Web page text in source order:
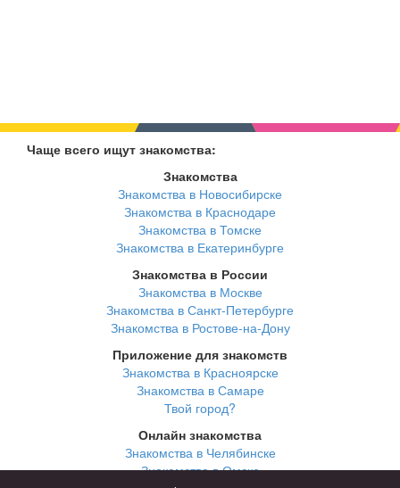
Чаще всего ищут знакомства:
Знакомства
Знакомства в Новосибирске
Знакомства в Краснодаре
Знакомства в Томске
Знакомства в Екатеринбурге
Знакомства в России
Знакомства в Москве
Знакомства в Санкт-Петербурге
Знакомства в Ростове-на-Дону
Приложение для знакомств
Знакомства в Красноярске
Знакомства в Самаре
Твой город?
Онлайн знакомства
Знакомства в Челябинске
Знакомства в Омске